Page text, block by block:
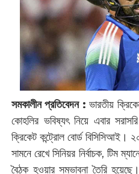
সমকালীন প্রতিবেদন : ভারতীয়
কোহলির ভবিষ্যৎ নিয়ে এবার
ক্রিকেট কন্ট্রোল বোর্ড বিসিসিআই।
সামনে রেখে সিনিয়র নির্বাচক, টিম
বৈঠক হওয়ার সম্ভাবনা তৈরি